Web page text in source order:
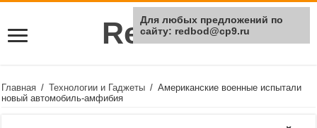
Rei Red
Главная / Технологии и Гаджеты / Американские военные испытали
новый автомобиль-амфибия
Для любых предложений по
сайту: redbod@cp9.ru